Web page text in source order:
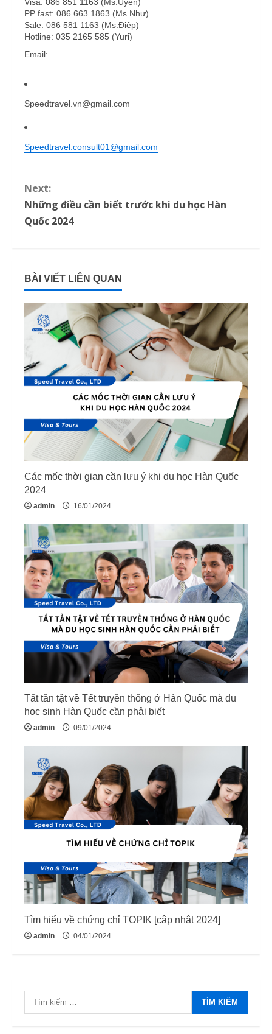
PP fast: 086 663 1863 (Ms.Như)
Sale: 086 581 1163 (Ms.Điệp)
Hotline: 035 2165 585 (Yuri)
Email:
Speedtravel.vn@gmail.com
Speedtravel.consult01@gmail.com
C
o
i
n
u
e
R
e
a
d
i
n
g
Next:
Những điều cần biết trước khi du học Hàn
Quốc 2024
BÀI VIẾT LIÊN QUAN
Các mốc thời gian cần lưu ý khi du học Hàn Quốc
2024
admin 16/01/2024
Tất tần tật về Tết truyền thống ở Hàn Quốc mà du
học sinh Hàn Quốc cần phải biết
admin 09/01/2024
Tìm hiểu về chứng chỉ TOPIK [cập nhật 2024]
admin 04/01/2024
Tìm
kiếm